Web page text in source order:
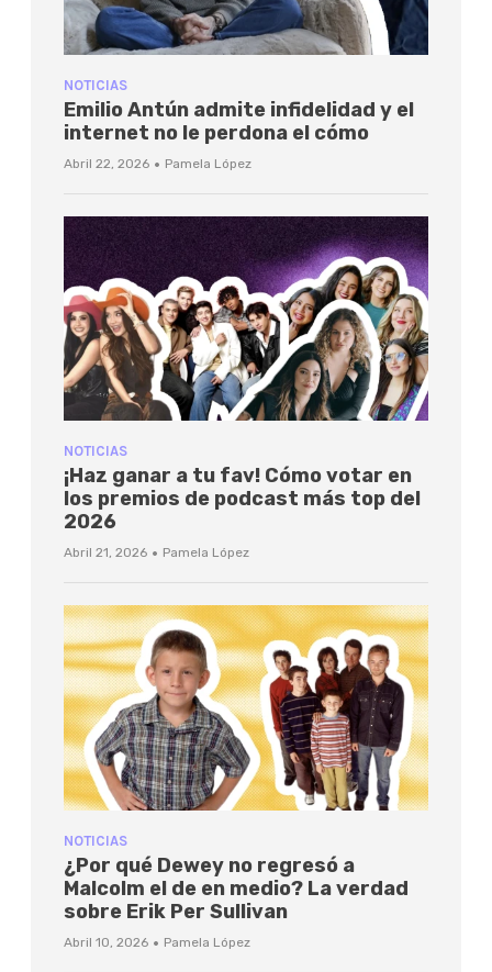
NOTICIAS
Emilio Antún admite infidelidad y el
internet no le perdona el cómo
Abril 22, 2026 · Pamela López
NOTICIAS
¡Haz ganar a tu fav! Cómo votar en
los premios de podcast más top del
2026
Abril 21, 2026 · Pamela López
NOTICIAS
¿Por qué Dewey no regresó a
Malcolm el de en medio? La verdad
sobre Erik Per Sullivan
Abril 10, 2026 · Pamela López